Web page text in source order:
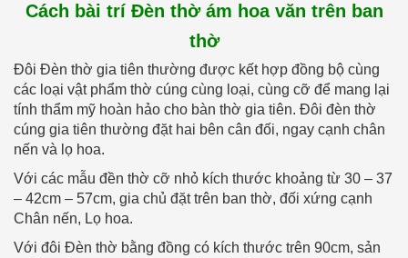
Cách bài trí Đèn thờ ám hoa văn trên ban
thờ
Đôi Đèn thờ gia tiên thường được kết hợp đồng bộ cùng
các loại vật phẩm thờ cúng cùng loại, cùng cỡ để mang lại
tính thẩm mỹ hoàn hảo cho bàn thờ gia tiên. Đôi đèn thờ
cúng gia tiên thường đặt hai bên cân đối, ngay cạnh chân
nến và lọ hoa.
Với các mẫu đền thờ cỡ nhỏ kích thước khoảng từ 30 – 37
– 42cm – 57cm, gia chủ đặt trên ban thờ, đối xứng cạnh
Chân nến, Lọ hoa.
Với đôi Đèn thờ bằng đồng có kích thước trên 90cm, sản